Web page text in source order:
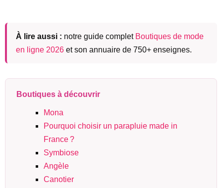
À lire aussi : notre guide complet Boutiques de mode
en ligne 2026 et son annuaire de 750+ enseignes.
Boutiques à découvrir
Mona
Pourquoi choisir un parapluie made in
France ?
Symbiose
Angèle
Canotier